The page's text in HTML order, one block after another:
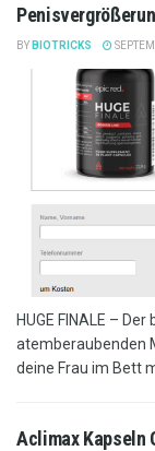
BY BIOTRICKS
HUGE FINALE –
atemberaubenden
deine Frau im Bett
Aclimax Kapseln